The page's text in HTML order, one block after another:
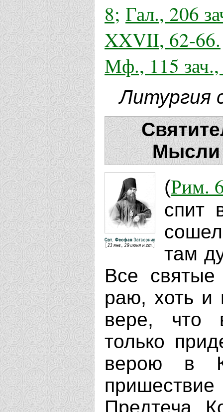
8; Гал., 206
XXVII, 62-66.
Мф., 115
Литургия
Мысли
(Рим.
спит
там
Все
раю, хоть и
вере, что
только
верою в
Предтеча.